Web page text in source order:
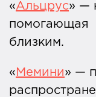
«Альцрус» —
помогающая
близким.
« Мемини» —